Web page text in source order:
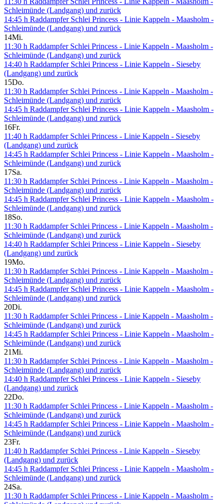
Schleimünde (Landgang) und zurück
14:45 h Raddampfer Schlei Princess - Linie Kappeln - Maasholm -
Schleimünde (Landgang) und zurück
14Mi.
11:30 h Raddampfer Schlei Princess - Linie Kappeln - Maasholm -
Schleimünde (Landgang) und zurück
14:40 h Raddampfer Schlei Princess - Linie Kappeln - Sieseby
(Landgang) und zurück
15Do.
11:30 h Raddampfer Schlei Princess - Linie Kappeln - Maasholm -
Schleimünde (Landgang) und zurück
14:45 h Raddampfer Schlei Princess - Linie Kappeln - Maasholm -
Schleimünde (Landgang) und zurück
16Fr.
11:40 h Raddampfer Schlei Princess - Linie Kappeln - Sieseby
(Landgang) und zurück
14:45 h Raddampfer Schlei Princess - Linie Kappeln - Maasholm -
Schleimünde (Landgang) und zurück
17Sa.
11:30 h Raddampfer Schlei Princess - Linie Kappeln - Maasholm -
Schleimünde (Landgang) und zurück
14:45 h Raddampfer Schlei Princess - Linie Kappeln - Maasholm -
Schleimünde (Landgang) und zurück
18So.
11:30 h Raddampfer Schlei Princess - Linie Kappeln - Maasholm -
Schleimünde (Landgang) und zurück
14:40 h Raddampfer Schlei Princess - Linie Kappeln - Sieseby
(Landgang) und zurück
19Mo.
11:30 h Raddampfer Schlei Princess - Linie Kappeln - Maasholm -
Schleimünde (Landgang) und zurück
14:45 h Raddampfer Schlei Princess - Linie Kappeln - Maasholm -
Schleimünde (Landgang) und zurück
20Di.
11:30 h Raddampfer Schlei Princess - Linie Kappeln - Maasholm -
Schleimünde (Landgang) und zurück
14:45 h Raddampfer Schlei Princess - Linie Kappeln - Maasholm -
Schleimünde (Landgang) und zurück
21Mi.
11:30 h Raddampfer Schlei Princess - Linie Kappeln - Maasholm -
Schleimünde (Landgang) und zurück
14:40 h Raddampfer Schlei Princess - Linie Kappeln - Sieseby
(Landgang) und zurück
22Do.
11:30 h Raddampfer Schlei Princess - Linie Kappeln - Maasholm -
Schleimünde (Landgang) und zurück
14:45 h Raddampfer Schlei Princess - Linie Kappeln - Maasholm -
Schleimünde (Landgang) und zurück
23Fr.
11:40 h Raddampfer Schlei Princess - Linie Kappeln - Sieseby
(Landgang) und zurück
14:45 h Raddampfer Schlei Princess - Linie Kappeln - Maasholm -
Schleimünde (Landgang) und zurück
24Sa.
11:30 h Raddampfer Schlei Princess - Linie Kappeln - Maasholm -